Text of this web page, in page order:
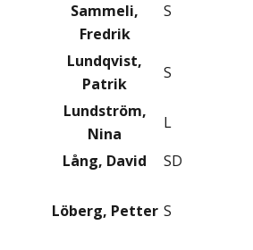
Sammeli,
Fredrik
S
Lundqvist,
Patrik
S
Lundström,
Nina
L
Lång, David
SD
Löberg, Petter S